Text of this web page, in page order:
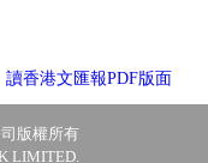
讀香港文匯報PDF版面
版權所有
LIMITED.